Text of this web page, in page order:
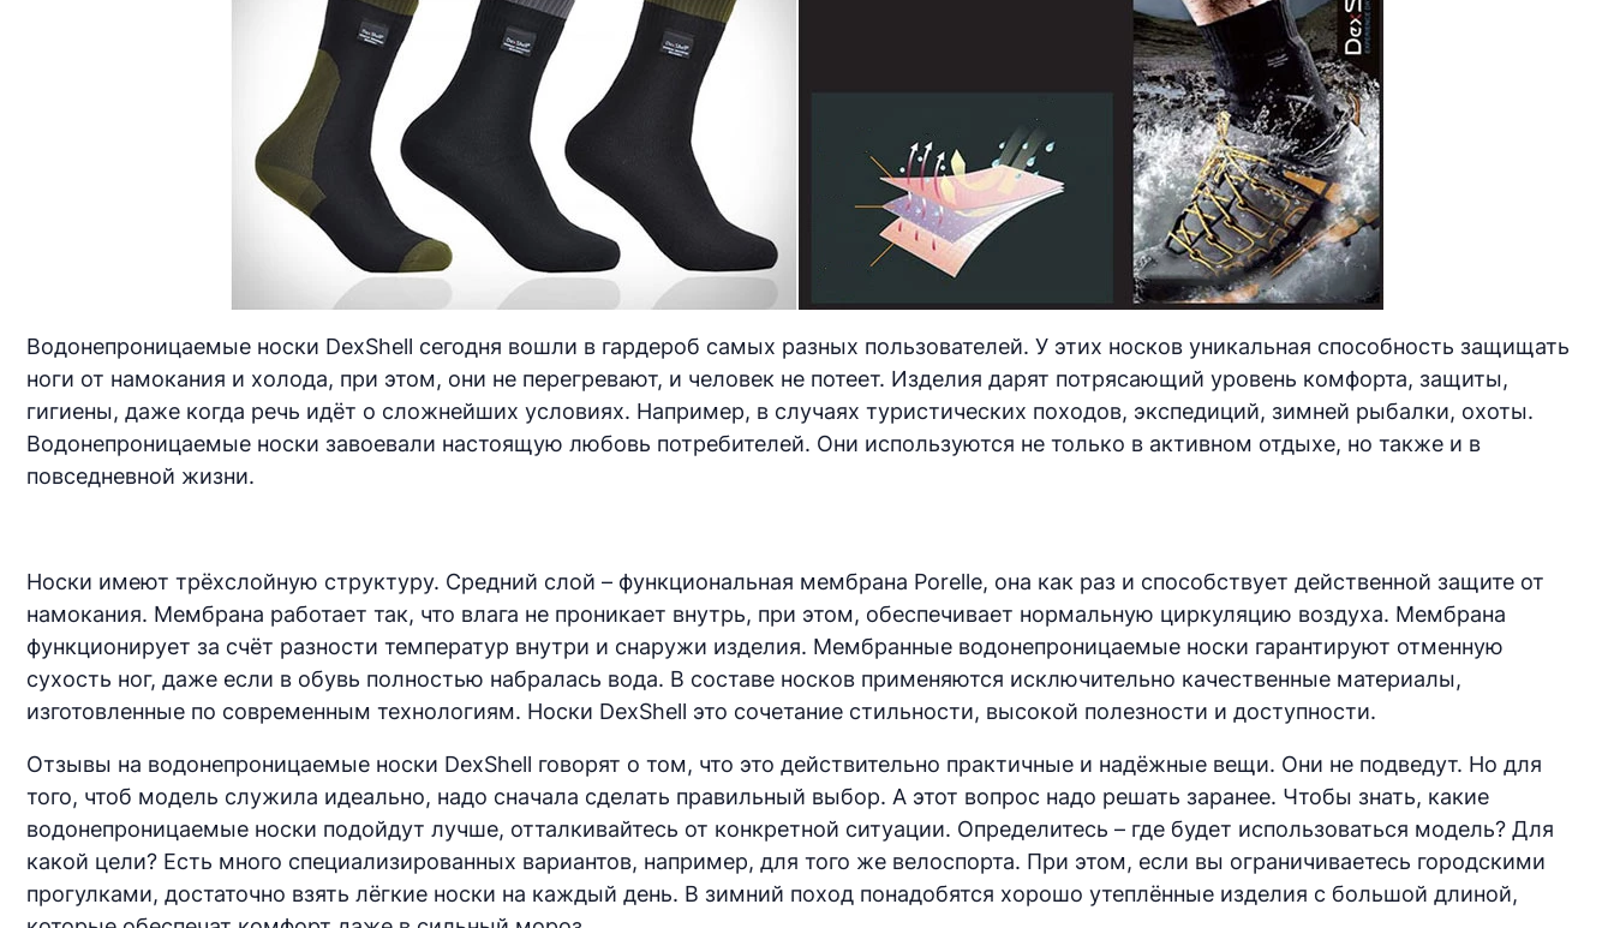
Водонепроницаемые носки DexShell сегодня вошли в гардероб самых разных пользователей. У этих носков уникальная способность защищать
ноги от намокания и холода, при этом, они не перегревают, и человек не потеет. Изделия дарят потрясающий уровень комфорта, защиты,
гигиены, даже когда речь идёт о сложнейших условиях. Например, в случаях туристических походов, экспедиций, зимней рыбалки, охоты.
Водонепроницаемые носки завоевали настоящую любовь потребителей. Они используются не только в активном отдыхе, но также и в
повседневной жизни.
Носки имеют трёхслойную структуру. Средний слой – функциональная мембрана Porelle, она как раз и способствует действенной защите от
намокания. Мембрана работает так, что влага не проникает внутрь, при этом, обеспечивает нормальную циркуляцию воздуха. Мембрана
функционирует за счёт разности температур внутри и снаружи изделия. Мембранные водонепроницаемые носки гарантируют отменную
сухость ног, даже если в обувь полностью набралась вода. В составе носков применяются исключительно качественные материалы,
изготовленные по современным технологиям. Носки DexShell это сочетание стильности, высокой полезности и доступности.
Отзывы на водонепроницаемые носки DexShell говорят о том, что это действительно практичные и надёжные вещи. Они не подведут. Но для
того, чтоб модель служила идеально, надо сначала сделать правильный выбор. А этот вопрос надо решать заранее. Чтобы знать, какие
водонепроницаемые носки подойдут лучше, отталкивайтесь от конкретной ситуации. Определитесь – где будет использоваться модель? Для
какой цели? Есть много специализированных вариантов, например, для того же велоспорта. При этом, если вы ограничиваетесь городскими
прогулками, достаточно взять лёгкие носки на каждый день. В зимний поход понадобятся хорошо утеплённые изделия с большой длиной,